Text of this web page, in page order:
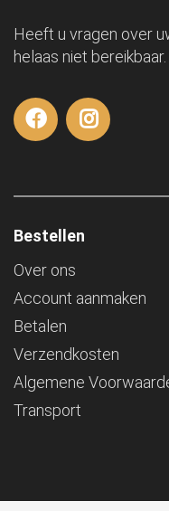
Heeft u vragen over
helaas niet bereikbaar.
Bestellen
Over ons
Account aanmaken
Betalen
Verzendkosten
Algemene
Transport